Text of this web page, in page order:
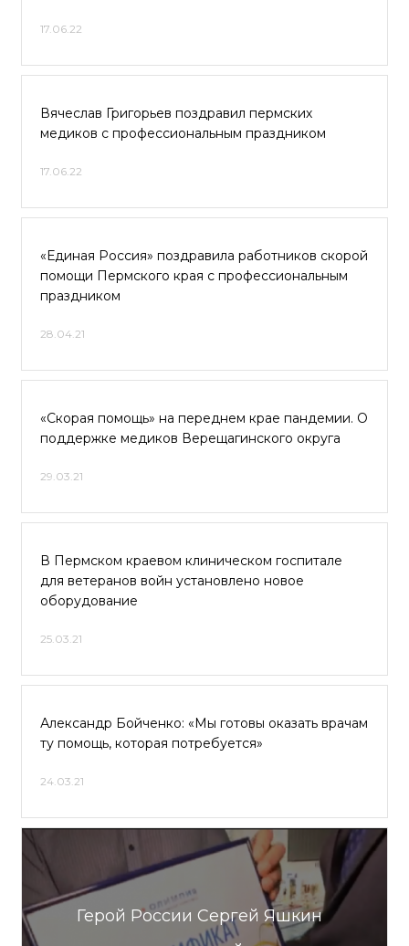
17.06.22
Вячеслав Григорьев поздравил пермских
медиков с профессиональным праздником
17.06.22
«Единая Россия» поздравила работников скорой
помощи Пермского края с профессиональным
праздником
28.04.21
«Скорая помощь» на переднем крае пандемии. О
поддержке медиков Верещагинского округа
29.03.21
В Пермском краевом клиническом госпитале
для ветеранов войн установлено новое
оборудование
25.03.21
Александр Бойченко: «Мы готовы оказать врачам
ту помощь, которая потребуется»
24.03.21
Герой России Сергей Яшкин